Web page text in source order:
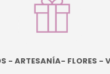
- ARTESANÍA- FLORES -